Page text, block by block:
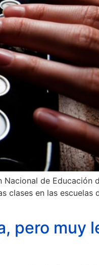
de Educación
clases en las
pero muy